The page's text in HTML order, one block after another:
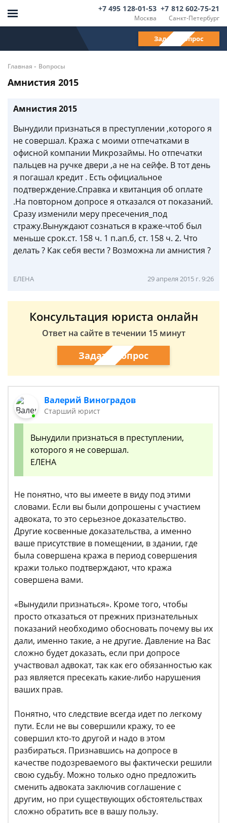
Москва
+7 495 128-01-53
Санкт-Петербург
+7 812 602-75-21
Задать вопрос
Главная - Вопросы
Амнистия 2015
Амнистия 2015
Вынудили признаться в преступлении ,которого я
не совершал. Кража с моими отпечатками в
офисной компании Микрозаймы. Но отпечатки
пальцев на ручке двери ,а не на сейфе. В тот день
я погашал кредит . Есть официальное
подтверждение.Справка и квитанция об оплате
.На повторном допросе я отказался от показаний.
Сразу изменили меру пресечения_под
стражу.Вынуждают сознаться в краже-чтоб был
меньше срок.ст. 158 ч. 1 п.ап.б, ст. 158 ч. 2. Что
делать ? Как себя вести ? Возможна ли амнистия ?
ЕЛЕНА 29 апреля 2015 г. 9:26
Консультация юриста онлайн
Ответ на сайте в течении 15 минут
Задать вопрос
Валерий Виноградов
Старший юрист
Вынудили признаться в преступлении,
которого я не совершал.
ЕЛЕНА
Не понятно, что вы имеете в виду под этими
словами. Если вы были допрошены с участием
адвоката, то это серьезное доказательство.
Другие косвенные доказательства, а именно
ваше присутствие в помещении, в здании, где
была совершена кража в период совершения
кражи только подтверждают, что кража
совершена вами.
«Вынудили признаться». Кроме того, чтобы
просто отказаться от прежних признательных
показаний необходимо обосновать почему вы их
дали, именно такие, а не другие. Давление на Вас
сложно будет доказать, если при допросе
участвовал адвокат, так как его обязанностью как
раз является пресекать какие-либо нарушения
ваших прав.
Понятно, что следствие всегда идет по легкому
пути. Если не вы совершили кражу, то ее
совершил кто-то другой и надо в этом
разбираться. Признавшись на допросе в
качестве подозреваемого вы фактически решили
свою судьбу. Можно только одно предложить
сменить адвоката заключив соглашение с
другим, но при существующих обстоятельствах
сложно обратить все в вашу пользу.